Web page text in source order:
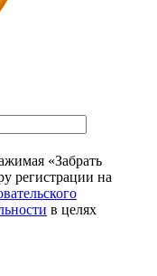
«Забрать
регистрации на
в целях